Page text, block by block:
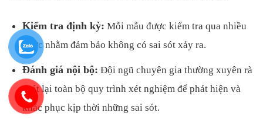
Kiểm tra định kỳ: Mỗi mẫu được kiểm tra qua nhiều
bước nhằm đảm bảo không có sai sót xảy ra.
Đánh giá nội bộ: Đội ngũ chuyên gia thường xuyên rà
soát lại toàn bộ quy trình xét nghiệm để phát hiện và
khắc phục kịp thời những sai sót.